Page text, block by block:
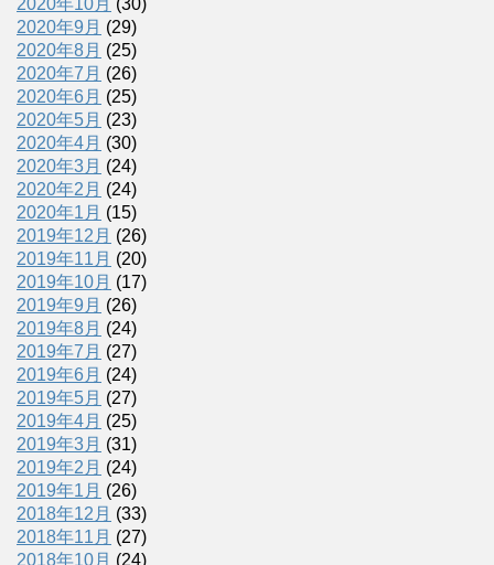
2020年9月 (29)
2020年8月 (25)
2020年7月 (26)
2020年6月 (25)
2020年5月 (23)
2020年4月 (30)
2020年3月 (24)
2020年2月 (24)
2020年1月 (15)
2019年12月 (26)
2019年11月 (20)
2019年10月 (17)
2019年9月 (26)
2019年8月 (24)
2019年7月 (27)
2019年6月 (24)
2019年5月 (27)
2019年4月 (25)
2019年3月 (31)
2019年2月 (24)
2019年1月 (26)
2018年12月 (33)
2018年11月 (27)
2018年10月 (24)